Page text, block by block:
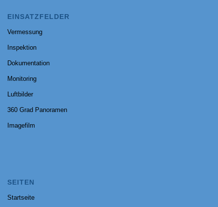
EINSATZFELDER
Vermessung
Inspektion
Dokumentation
Monitoring
Luftbilder
360 Grad Panoramen
Imagefilm
SEITEN
Startseite